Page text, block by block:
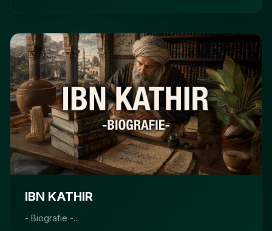
IBN KATHIR
- Biografie -...